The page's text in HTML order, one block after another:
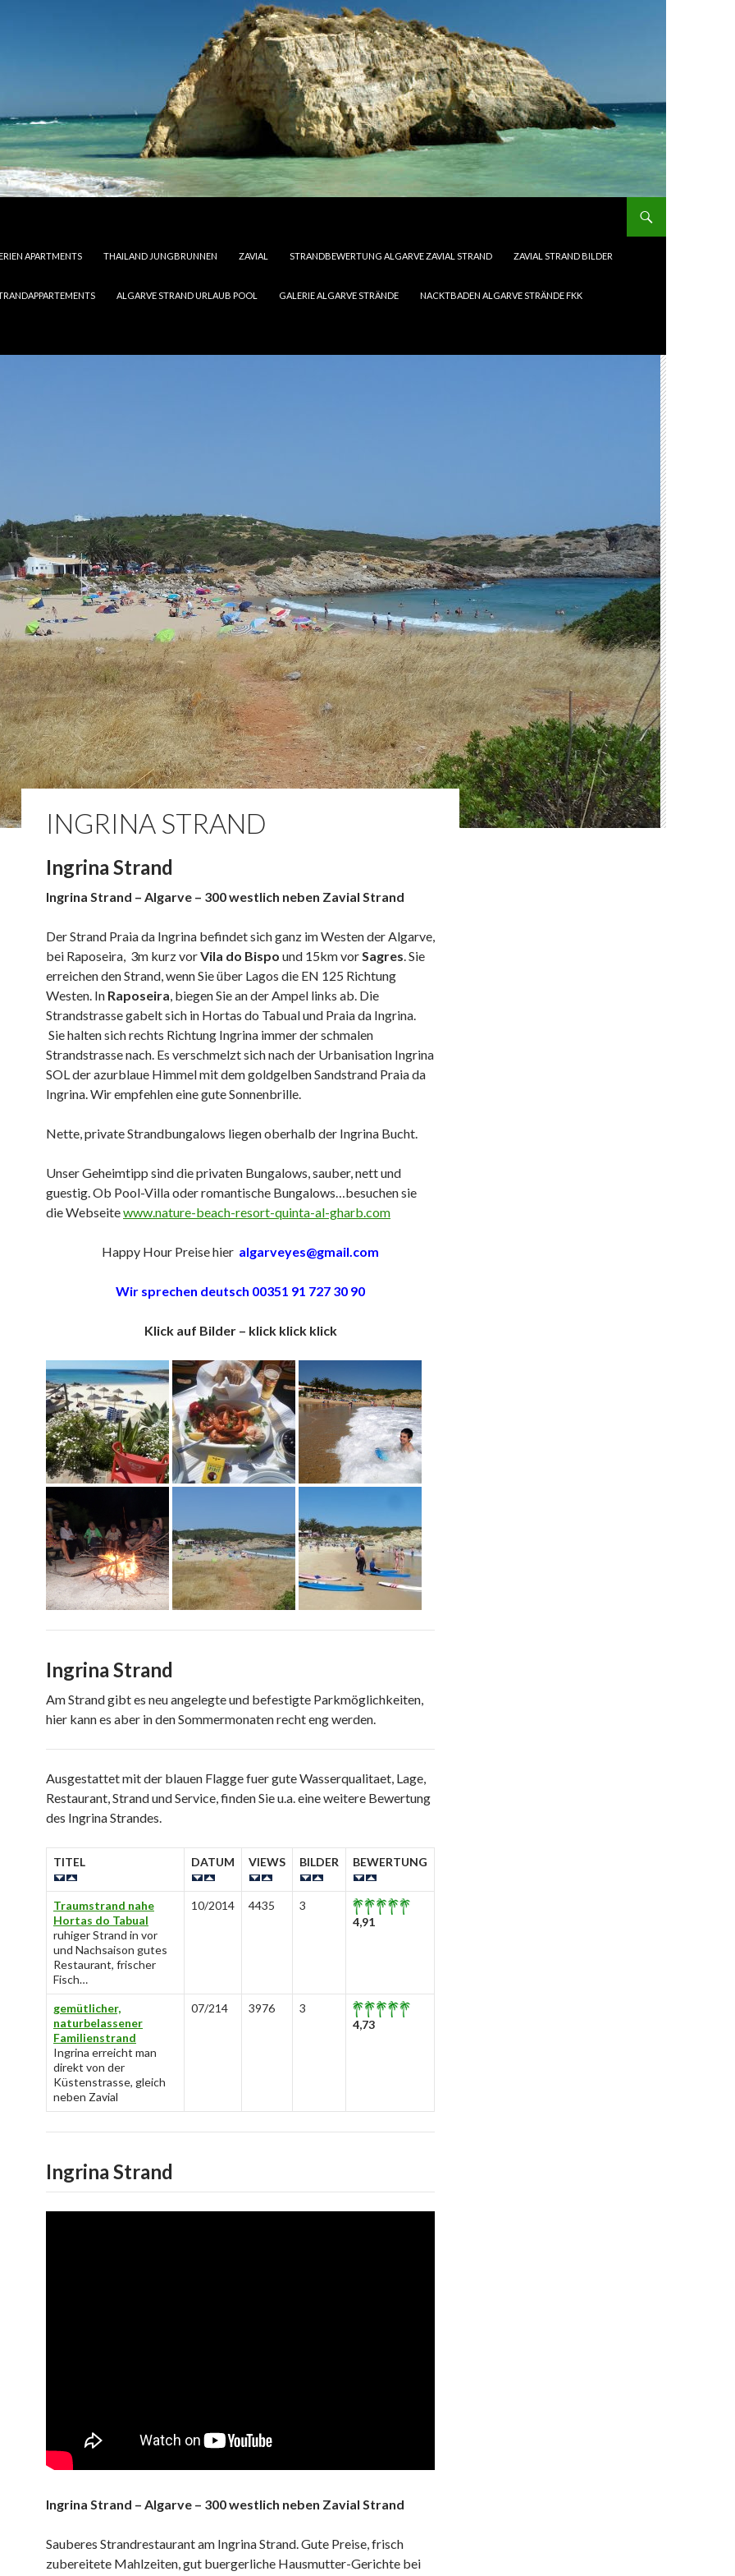
APARTMENTS THAILAND JUNGBRUNNEN ZAVIAL STRANDBEWERTUNG ALGARVE ZAVIAL STRAND ZAVIAL STRAND BILDER
ALGARVE STRAND URLAUB POOL GALERIE ALGARVE STRÄNDE NACKTBADEN ALGARVE STRÄNDE FKK
INGRINA STRAND
Ingrina Strand
Ingrina Strand – Algarve – 300 westlich neben Zavial Strand
Der Strand Praia da Ingrina befindet sich ganz im Westen der Algarve,
bei Raposeira, 3m kurz vorVila do Bispo und 15km vorSagres. Sie
erreichen den Strand, wenn Sie über Lagos die EN 125 Richtung
Westen. In Raposeira, biegen Sie an der Ampel links ab. Die
Strandstrasse gabelt sich in Hortas do Tabual und Praia da Ingrina.
Sie halten sich rechts Richtung Ingrina immer der schmalen
Strandstrasse nach. Es verschmelzt sich nach der Urbanisation Ingrina
SOL der azurblaue Himmel mit dem goldgelben Sandstrand Praia da
Ingrina. Wir empfehlen eine gute Sonnenbrille.
Nette, private Strandbungalows liegen oberhalb der Ingrina Bucht.
Unser Geheimtipp sind die privaten Bungalows, sauber, nett und
guestig. Ob Pool-Villa oder romantische Bungalows…besuchen sie
die Webseitewww.nature-beach-resort-quinta-al-gharb.com
Happy Hour Preise hier algarveyes@gmail.com
Wir sprechen deutsch 00351 91 727 30 90
Klick auf Bilder – klick klick klick
Ingrina Strand
Am Strand gibt es neu angelegte und befestigte Parkmöglichkeiten,
hier kann es aber in den Sommermonaten recht eng werden.
Ausgestattet mit der blauen Flagge fuer gute Wasserqualitaet, Lage,
Restaurant, Strand und Service, finden Sie u.a. eine weitere Bewertung
des Ingrina Strandes.
TITEL DATUM VIEWS BILDER BEWERTUNG
Traumstrand nahe
Hortas do Tabual
ruhiger Strand in vor
und Nachsaison gutes
Restaurant, frischer
Fisch…
10/2014 4435
3
4,91
gemütlicher,
naturbelassener
Familienstrand
Ingrina erreicht man
direkt von der
Küstenstrasse, gleich
neben Zavial
07/214 3976
3
4,73
Ingrina Strand
Ingrina Strand – Algarve – 300 westlich neben Zavial Strand
Sauberes Strandrestaurant am Ingrina Strand. Gute Preise, frisch
zubereitete Mahlzeiten, gut buergerliche Hausmutter-Gerichte bei